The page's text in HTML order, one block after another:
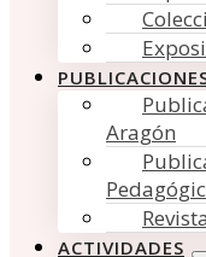
Aragón
ACTIVIDADES